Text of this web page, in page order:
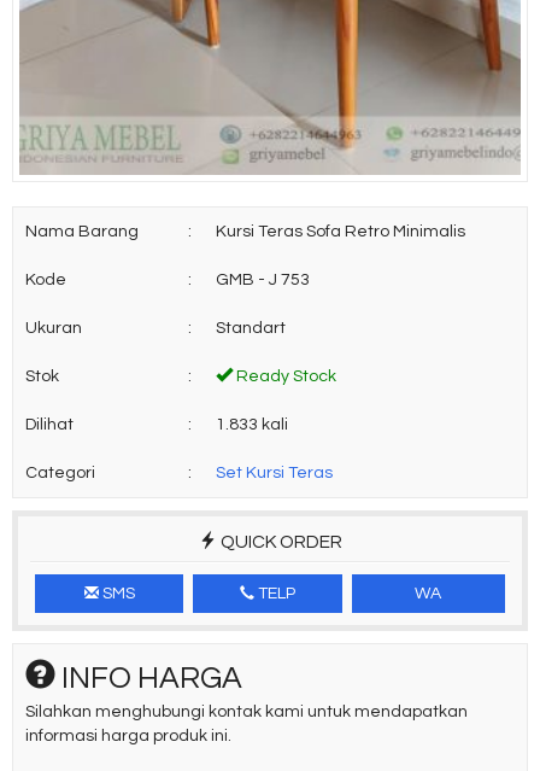
Nama Barang : Kursi Teras Sofa Retro Minimalis
Kode : GMB - J 753
Ukuran : Standart
Stok : Ready Stock
Dilihat : 1.833 kali
Categori : Set Kursi Teras
QUICK ORDER
SMS TELP WA
INFO HARGA
Silahkan menghubungi kontak kami untuk mendapatkan
informasi harga produk ini.